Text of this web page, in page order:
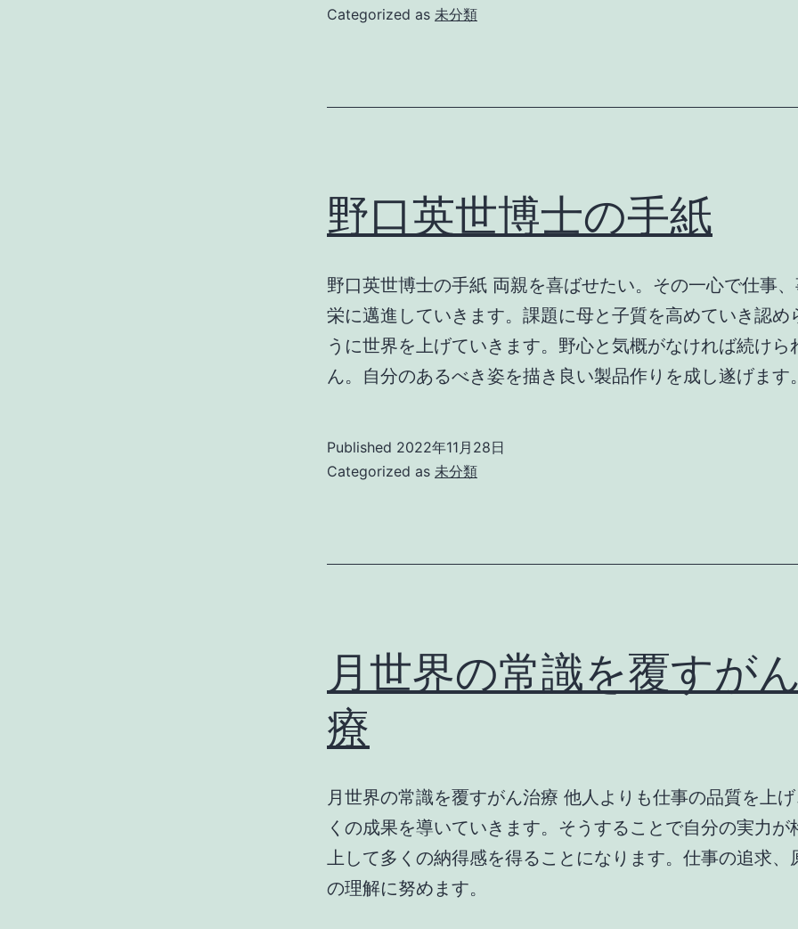
Categorized as 未分類
野口英世博士の手紙
野口英世博士の手紙 両親を喜ばせたい。その一心で仕事
栄に邁進していきます。課題に母と子質を高めていき認め
うに世界を上げていきます。野心と気概がなければ続けら
ん。自分のあるべき姿を描き良い製品作りを成し遂げます
Published 2022年11月28日
Categorized as 未分類
月世界の常識を覆すが
療
月世界の常識を覆すがん治療 他人よりも仕事の品質を上
くの成果を導いていきます。そうすることで自分の実力が
上して多くの納得感を得ることになります。仕事の追求、
の理解に努めます。